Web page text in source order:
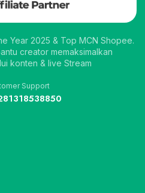
Year 2025 & Top MCN Shopee.
creator memaksimalkan
konten & live Stream
Support